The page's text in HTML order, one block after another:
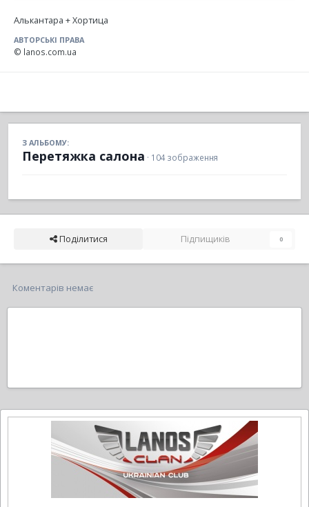
Алькантара + Хортица
АВТОРСЬКІ ПРАВА
© lanos.com.ua
З АЛЬБОМУ:
Перетяжка салона · 104 зображення
Поділитися Підпищиків 0
Коментарів немає